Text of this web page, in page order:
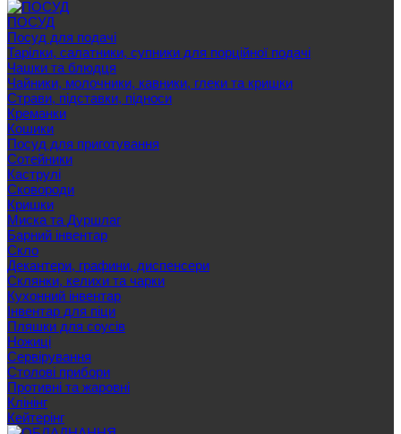
ПОСУД
Посуд для подачі
Тарілки, салатники, супники для порційної подачі
Чашки та блюдця
Чайники, молочники, кавники, глеки та кришки
Страви, підставки, підноси
Креманки
Кошики
Посуд для приготування
Сотейники
Каструлі
Сковороди
Кришки
Миска та Дуршлаг
Барний інвентар
Скло
Декантери, графини, диспенсери
Склянки, келихи та чарки
Кухонний інвентар
Інвентар для піци
Пляшки для соусів
Ножиці
Сервірування
Cтолові прибори
Противні та жаровні
Клінінг
Кейтерінг